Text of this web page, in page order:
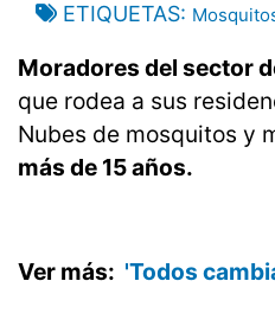
ETIQUETAS
Moradores del sector
que rodea a sus
Nubes de mosquitos y
más de 15 años.
Ver más: 'Todos